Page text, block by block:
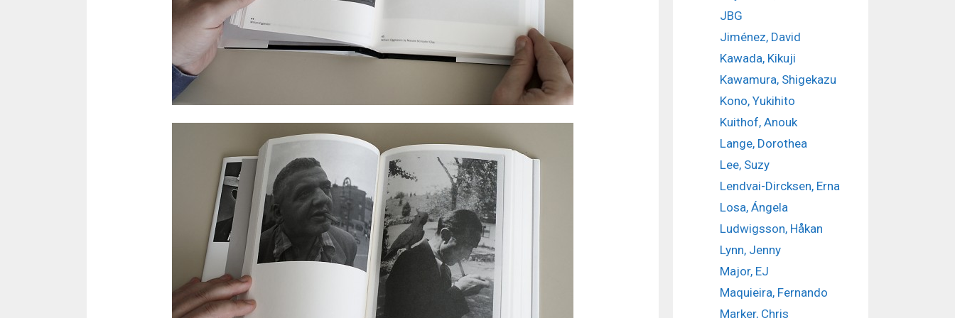
JBG
Jiménez, David
Kawada, Kikuji
Kawamura, Shigekazu
Kono, Yukihito
Kuithof, Anouk
Lange, Dorothea
Lee, Suzy
Lendvai-Dircksen, Erna
Losa, Ángela
Ludwigsson, Håkan
Lynn, Jenny
Major, EJ
Maquieira, Fernando
Marker, Chris